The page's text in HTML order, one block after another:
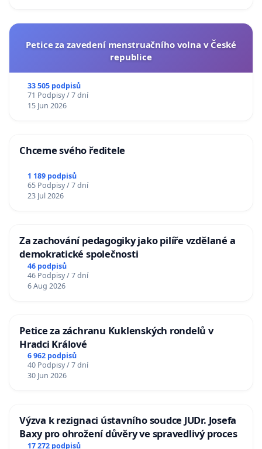
Petice za zavedení menstruačního volna v České
republice
33 505 podpisů
71 Podpisy / 7 dní
15 Jun 2026
Chceme svého ředitele
1 189 podpisů
65 Podpisy / 7 dní
23 Jul 2026
Za zachování pedagogiky jako pilíře vzdělané a
demokratické společnosti
46 podpisů
46 Podpisy / 7 dní
6 Aug 2026
Petice za záchranu Kuklenských rondelů v
Hradci Králové
6 962 podpisů
40 Podpisy / 7 dní
30 Jun 2026
Výzva k rezignaci ústavního soudce JUDr. Josefa
Baxy pro ohrožení důvěry ve spravedlivý proces
17 272 podpisů